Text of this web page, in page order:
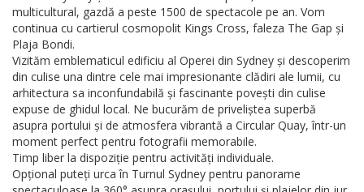
multicultural, gazdă a peste 1500 de spectacole pe an. Vom
continua cu cartierul cosmopolit Kings Cross, faleza The Gap și
Plaja Bondi.
Vizităm emblematicul edificiu al Operei din Sydney și descoperim
din culise una dintre cele mai impresionante clădiri ale lumii, cu
arhitectura sa inconfundabilă și fascinante povești din culise
expuse de ghidul local. Ne bucurăm de priveliștea superbă
asupra portului și de atmosfera vibrantă a Circular Quay, într-un
moment perfect pentru fotografii memorabile.
Timp liber la dispoziție pentru activități individuale.
Opțional puteți urca în Turnul Sydney pentru panorame